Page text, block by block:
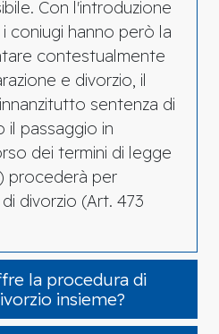
Con l'introduzione
coniugi hanno però la
contestualmente
e divorzio, il
sentenza di
il passaggio in
dei termini di legge
procederà per
divorzio (Art. 473
la procedura di
insieme?